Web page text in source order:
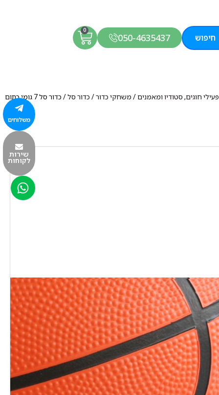
חיפוש 050-4635437
0
חוגים, סטודיו ומאמנים / משחקי כדור/ כדור סל/ כדור סל 7 גומי כתום
משלוחים
שירות
לקוחות